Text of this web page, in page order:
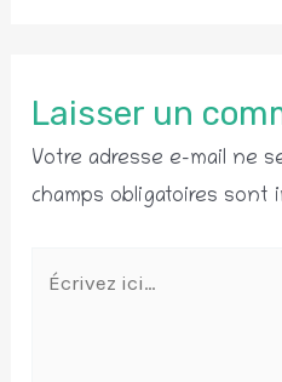
Laisser un
Votre adresse e-mail ne
champs obligatoires sont